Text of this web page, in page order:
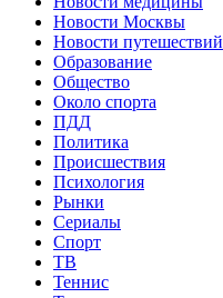
Новости Москвы
Новости путешествий
Образование
Общество
Около спорта
ПДД
Политика
Происшествия
Психология
Рынки
Сериалы
Спорт
ТВ
Теннис